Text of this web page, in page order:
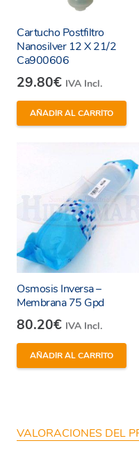
Cartucho Postfiltro
Nanosilver 12 X 21/2
Ca900606
29.80€ IVA Incl.
AÑADIR AL CARRITO
Osmosis Inversa –
Membrana 75 Gpd
80.20€ IVA Incl.
AÑADIR AL CARRITO
VALORACIONES DEL